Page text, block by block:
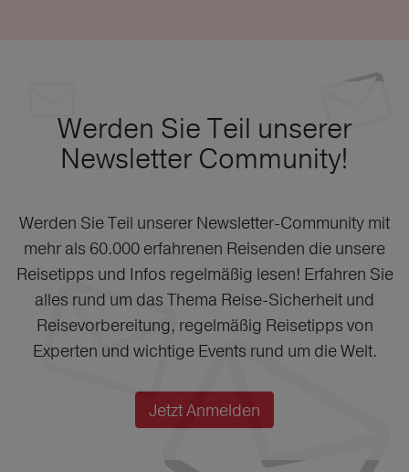
Werden Sie Teil unserer
Newsletter Community!
Werden Sie Teil unserer Newsletter-Community mit
mehr als 60.000 erfahrenen Reisenden die unsere
Reisetipps und Infos regelmäßig lesen! Erfahren Sie
alles rund um das Thema Reise-Sicherheit und
Reisevorbereitung, regelmäßig Reisetipps von
Experten und wichtige Events rund um die Welt.
Jetzt Anmelden